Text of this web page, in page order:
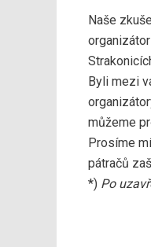
Naše
Byli mezi
můžeme
Prosíme
pátračů
*) Po